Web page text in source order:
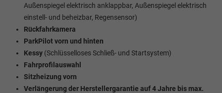
Außenspiegel elektrisch anklappbar, Außenspiegel elektrisch
einstell- und beheizbar, Regensensor)
Rückfahrkamera
ParkPilot vorn und hinten
Kessy (Schlüsselloses Schließ- und Startsystem)
Fahrprofilauswahl
Sitzheizung vorn
Verlängerung der Herstellergarantie auf 4 Jahre bis max.